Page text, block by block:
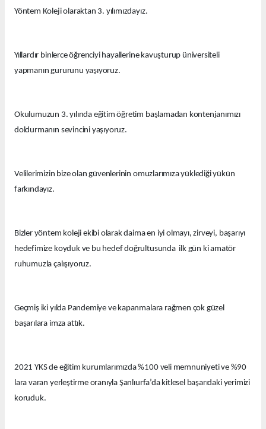
Yöntem Koleji olaraktan 3. yılımızdayız.
Yıllardır binlerce öğrenciyi hayallerine kavuşturup üniversiteli
yapmanın gururunu yaşıyoruz.
Okulumuzun 3. yılında eğitim öğretim başlamadan kontenjanımızı
doldurmanın sevincini yaşıyoruz.
Velilerimizin bize olan güvenlerinin omuzlarımıza yüklediği yükün
farkındayız.
Bizler yöntem koleji ekibi olarak daima en iyi olmayı, zirveyi, başarıyı
hedefimize koyduk ve bu hedef doğrultusunda ilk gün ki amatör
ruhumuzla çalışıyoruz.
Geçmiş iki yılda Pandemiye ve kapanmalara rağmen çok güzel
başarılara imza attık.
2021 YKS de eğitim kurumlarımızda %100 veli memnuniyeti ve %90
lara varan yerleştirme oranıyla Şanlıurfa’da kitlesel başarıdaki yerimizi
koruduk.